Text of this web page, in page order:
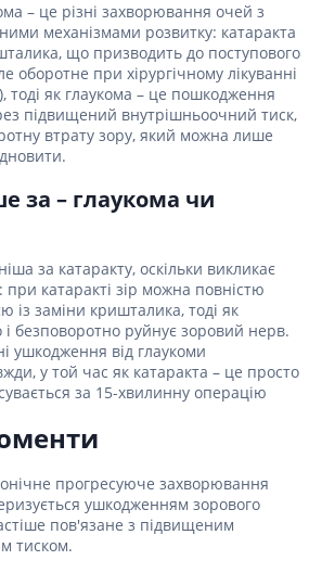
– це різні захворювання очей з
механізмами розвитку: катаракта
що призводить до поступового
оборотне при хірургічному лікуванні
тоді як глаукома – це пошкодження
підвищений внутрішньоочний тиск,
втрату зору, який можна лише
за – глаукома чи
за катаракту, оскільки викликає
при катаракті зір можна повністю
із заміни кришталика, тоді як
і безповоротно руйнує зоровий нерв.
ушкодження від глаукоми
у той час як катаракта – це просто
за 15-хвилинну операцію
прогресуюче захворювання
ушкодженням зорового
пов'язане з підвищеним
тиском.